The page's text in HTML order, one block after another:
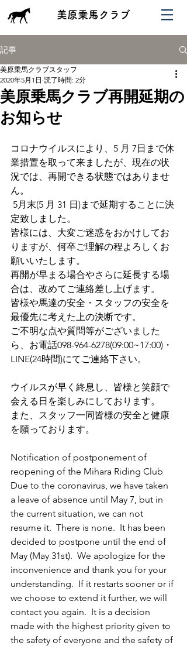
​美原乗馬クラブ
記事
美原乗馬クラブ再開延期の
お知らせ
美原乗馬クラブスタッフ
2020年5月1日 読了時間: 2分
コロナウイルスにより、5 月 7日まで休
業措置を取って来ましたが、現在の状
況では、再開できる状態ではありませ
ん。
定致しました。
皆様には、大変ご迷惑をおかけしてお
りますが、何卒ご理解の程よろしくお
願いいたします。
再開が早まる場合やさらに延長する場
合は、改めてご連絡差し上げます。
皆様や馬達の安全・スタッフの安全を
最優先に考えた上の決断です。
ご不明な点や質問等がございました
ら、お電話098-964-6278(09:00~17:00)・
LINE(24時間)にてご連絡下さい。
ウイルスが早く終息し、皆様と笑顔で
会える日を楽しみにしております。
また、スタッフ一同皆様の安全と健康
を願っております。
Notification of postponement of
reopening of the Mihara Riding Club
Due to the coronavirus, we have taken
a leave of absence until May 7, but in
the current situation, we can not
resume it.  There is none.  It has been
decided to postpone until the end of
May (May 31st).  We apologize for the
inconvenience and thank you for your
understanding.  If it restarts sooner or if
we choose to extend it further, we will
contact you again.  It is a decision
made with the highest priority given to
the safety of everyone and the safety of